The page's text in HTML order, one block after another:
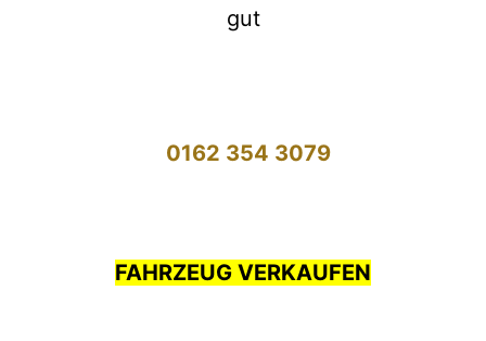
gut
0162 354 3079
FAHRZEUG VERKAUFEN